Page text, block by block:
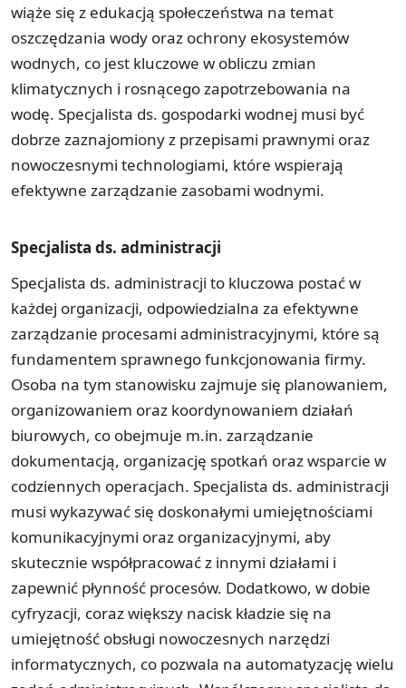
wiąże się z edukacją społeczeństwa na temat
oszczędzania wody oraz ochrony ekosystemów
wodnych, co jest kluczowe w obliczu zmian
klimatycznych i rosnącego zapotrzebowania na
wodę. Specjalista ds. gospodarki wodnej musi być
dobrze zaznajomiony z przepisami prawnymi oraz
nowoczesnymi technologiami, które wspierają
efektywne zarządzanie zasobami wodnymi.
Specjalista ds. administracji
Specjalista ds. administracji to kluczowa postać w
każdej organizacji, odpowiedzialna za efektywne
zarządzanie procesami administracyjnymi, które są
fundamentem sprawnego funkcjonowania firmy.
Osoba na tym stanowisku zajmuje się planowaniem,
organizowaniem oraz koordynowaniem działań
biurowych, co obejmuje m.in. zarządzanie
dokumentacją, organizację spotkań oraz wsparcie w
codziennych operacjach. Specjalista ds. administracji
musi wykazywać się doskonałymi umiejętnościami
komunikacyjnymi oraz organizacyjnymi, aby
skutecznie współpracować z innymi działami i
zapewnić płynność procesów. Dodatkowo, w dobie
cyfryzacji, coraz większy nacisk kładzie się na
umiejętność obsługi nowoczesnych narzędzi
informatycznych, co pozwala na automatyzację wielu